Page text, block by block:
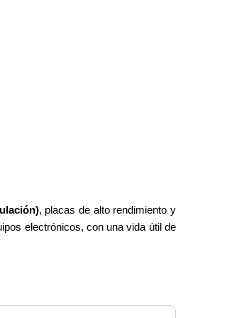
, placas de alto rendimiento y
electrónicos, con una vida útil de